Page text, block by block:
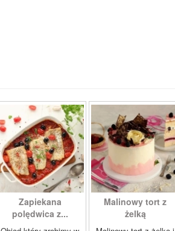
Zapiekana
polędwica z...
Malinowy tort z
żelką